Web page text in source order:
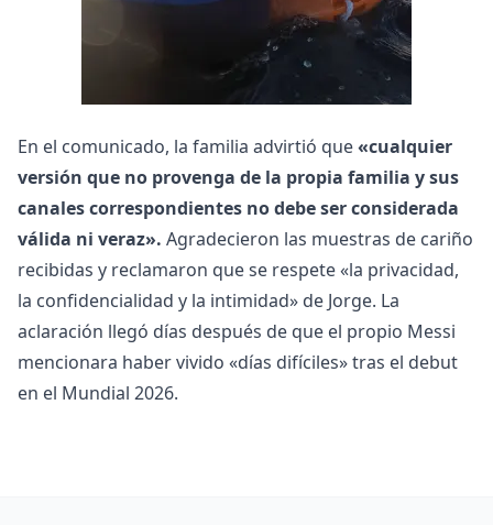
En el comunicado, la familia advirtió que«cualquier
versión que no provenga de la propia familia y sus
canales correspondientes no debe ser considerada
válida ni veraz». Agradecieron las muestras de cariño
recibidas y reclamaron que se respete «la privacidad,
la confidencialidad y la intimidad» de Jorge. La
aclaración llegó días después de que el propio Messi
mencionara haber vivido «días difíciles» tras el debut
en el Mundial 2026.